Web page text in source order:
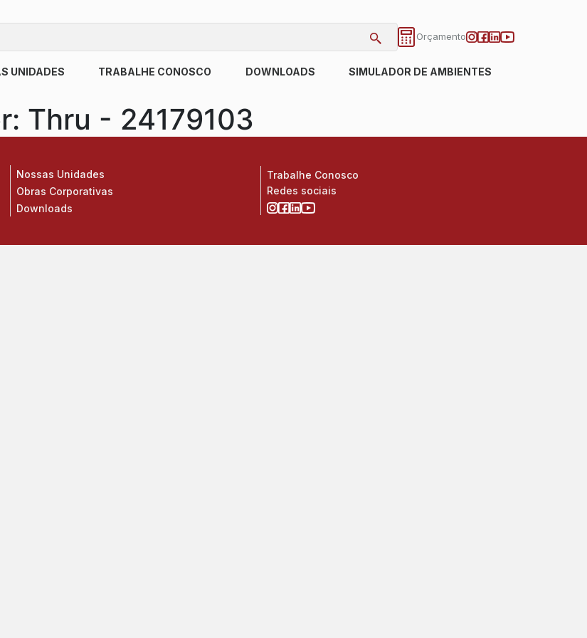
Orçamento
UNIDADES TRABALHE CONOSCO DOWNLOADS SIMULADOR DE AMBIENTES
Thru - 24179103
Nossas Unidades
Obras Corporativas
Downloads
Trabalhe Conosco
Redes sociais